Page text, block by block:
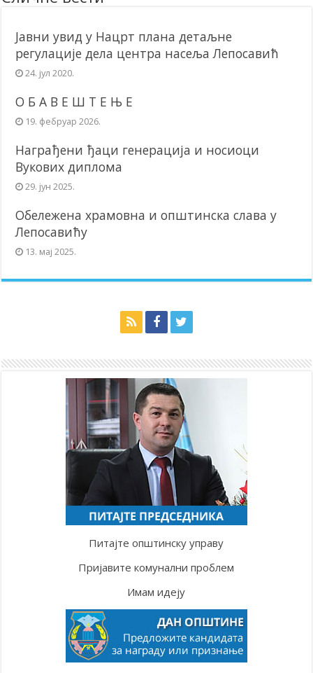
Јавни увид у Нацрт плана детаљне
регулације дела центра насеља Лепосавић
24. јул 2020.
О Б А В Е Ш Т Е Њ Е
19. фебруар 2026.
Награђени ђаци генерација и носиоци
Вукових диплома
29. јун 2025.
Обележена храмовна и општинска слава у
Лепосавићу
13. мај 2025.
Питајте општинску управу
Пријавите комунални проблем
Имам идеју